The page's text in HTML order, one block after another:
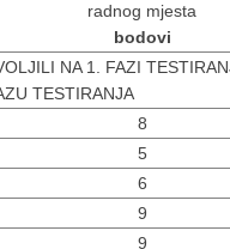
radnog mjesta
bodovi
NA 1. FAZI
TESTIRANJA
8
5
6
9
9